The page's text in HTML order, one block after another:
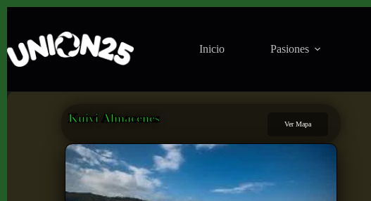
Inicio Pasiones
Kuivi Almacenes Ver Mapa